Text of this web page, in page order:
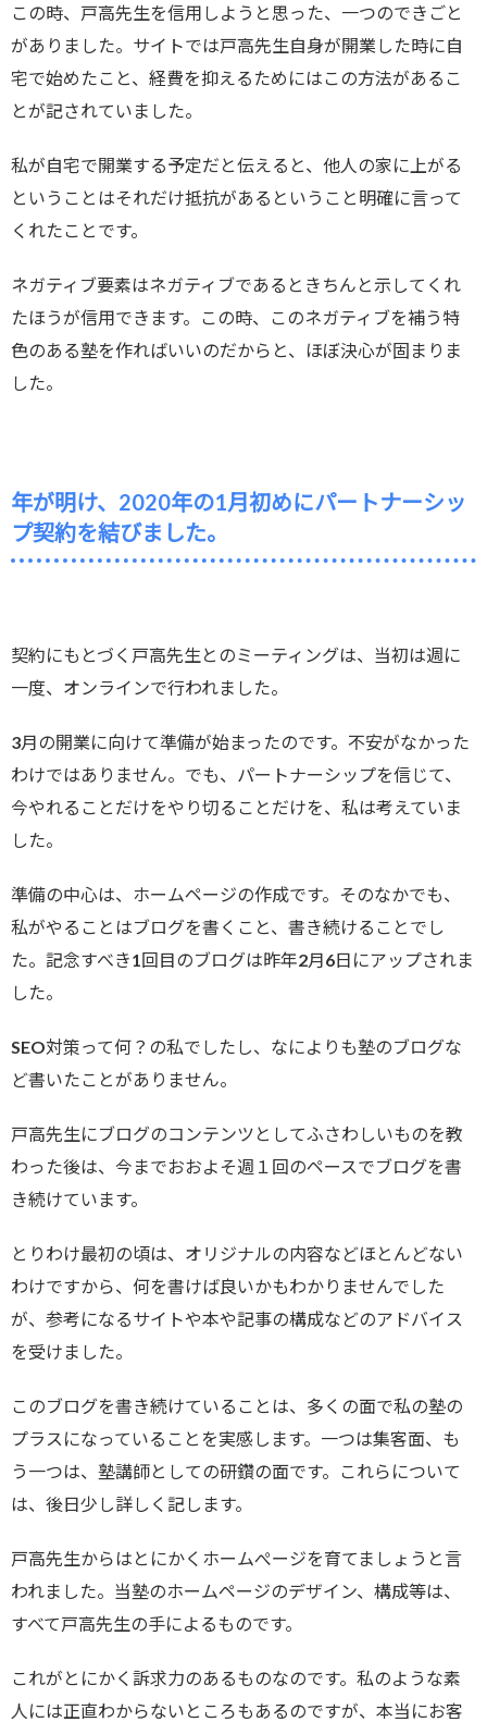
この時、戸高先生を信用しようと思った、一つのできごと
がありました。サイトでは戸高先生自身が開業した時に自
宅で始めたこと、経費を抑えるためにはこの方法があるこ
とが記されていました。
私が自宅で開業する予定だと伝えると、他人の家に上がる
ということはそれだけ抵抗があるということ明確に言って
くれたことです。
ネガティブ要素はネガティブであるときちんと示してくれ
たほうが信用できます。この時、このネガティブを補う特
色のある塾を作ればいいのだからと、ほぼ決心が固まりま
した。
年が明け、2020年の1月初めにパートナーシッ
プ契約を結びました。
契約にもとづく戸高先生とのミーティングは、当初は週に
一度、オンラインで行われました。
3月の開業に向けて準備が始まったのです。不安がなかった
わけではありません。でも、パートナーシップを信じて、
今やれることだけをやり切ることだけを、私は考えていま
した。
準備の中心は、ホームページの作成です。そのなかでも、
私がやることはブログを書くこと、書き続けることでし
た。記念すべき1回目のブログは昨年2月6日にアップされま
した。
SEO対策って何？の私でしたし、なによりも塾のブログな
ど書いたことがありません。
戸高先生にブログのコンテンツとしてふさわしいものを教
わった後は、今までおおよそ週１回のペースでブログを書
き続けています。
とりわけ最初の頃は、オリジナルの内容などほとんどない
わけですから、何を書けば良いかもわかりませんでした
が、参考になるサイトや本や記事の構成などのアドバイス
を受けました。
このブログを書き続けていることは、多くの面で私の塾の
プラスになっていることを実感します。一つは集客面、も
う一つは、塾講師としての研鑽の面です。これらについて
は、後日少し詳しく記します。
戸高先生からはとにかくホームぺージを育てましょうと言
われました。当塾のホームページのデザイン、構成等は、
すべて戸高先生の手によるものです。
これがとにかく訴求力のあるものなのです。私のような素
人には正直わからないところもあるのですが、本当にお客